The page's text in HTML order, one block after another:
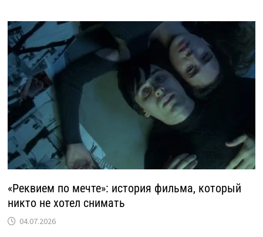
«Реквием по мечте»: история фильма, который
никто не хотел снимать
04.07.2026